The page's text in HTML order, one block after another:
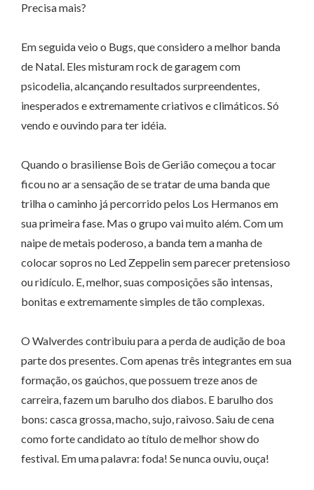
Precisa mais?
Em seguida veio o Bugs, que considero a melhor banda
de Natal. Eles misturam rock de garagem com
psicodelia, alcançando resultados surpreendentes,
inesperados e extremamente criativos e climáticos. Só
vendo e ouvindo para ter idéia.
Quando o brasiliense Bois de Gerião começou a tocar
ficou no ar a sensação de se tratar de uma banda que
trilha o caminho já percorrido pelos Los Hermanos em
sua primeira fase. Mas o grupo vai muito além. Com um
naipe de metais poderoso, a banda tem a manha de
colocar sopros no Led Zeppelin sem parecer pretensioso
ou ridículo. E, melhor, suas composições são intensas,
bonitas e extremamente simples de tão complexas.
O Walverdes contribuiu para a perda de audição de boa
parte dos presentes. Com apenas três integrantes em sua
formação, os gaúchos, que possuem treze anos de
carreira, fazem um barulho dos diabos. E barulho dos
bons: casca grossa, macho, sujo, raivoso. Saiu de cena
como forte candidato ao título de melhor show do
festival. Em uma palavra: foda! Se nunca ouviu, ouça!